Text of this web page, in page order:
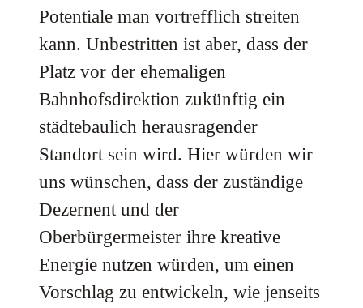
Potentiale man vortrefflich streiten
kann. Unbestritten ist aber, dass der
Platz vor der ehemaligen
Bahnhofsdirektion zukünftig ein
städtebaulich herausragender
Standort sein wird. Hier würden wir
uns wünschen, dass der zuständige
Dezernent und der
Oberbürgermeister ihre kreative
Energie nutzen würden, um einen
Vorschlag zu entwickeln, wie jenseits